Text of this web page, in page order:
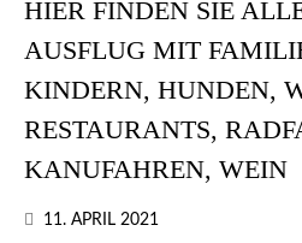
HIER FINDEN SIE
AUSFLUG MIT
KINDERN, HUNDEN,
RESTAURANTS,
KANUFAHREN, WEIN
11. APRIL 2021